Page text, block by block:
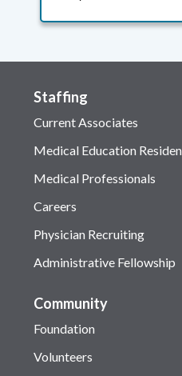
Staffing
Current Associates
Medical Education
Medical Professionals
Careers
Physician Recruiting
Administrative Fellowship
Community
Foundation
Volunteers